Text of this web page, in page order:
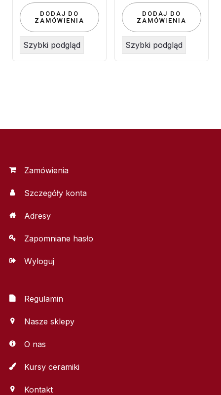
DODAJ DO
ZAMÓWIENIA
Szybki podgląd
DODAJ DO
ZAMÓWIENIA
Szybki podgląd
Zamówienia
Szczegóły konta
Adresy
Zapomniane hasło
Wyloguj
Regulamin
Nasze sklepy
O nas
Kursy ceramiki
Kontakt